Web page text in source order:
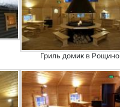
Гриль домик в Рощино